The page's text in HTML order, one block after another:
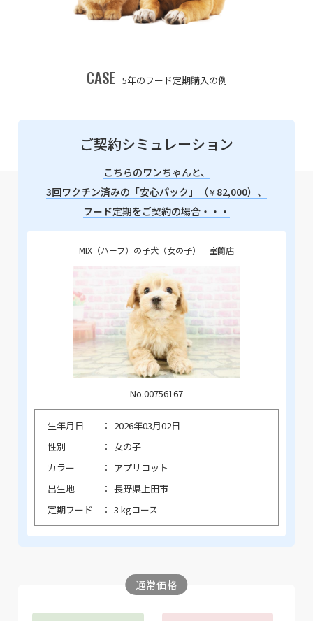
CASE 5年のフード定期購入の例
ご契約シミュレーション
こちらのワンちゃんと、
3回ワクチン済みの「安心パック」（￥82,000）、
フード定期をご契約の場合・・・
MIX（ハーフ）の子犬（女の子） 室蘭店
No.00756167
生年月日
2026年03月02日
性別
女の子
カラー
アプリコット
出生地
長野県上田市
定期フード
3 kgコース
通常価格